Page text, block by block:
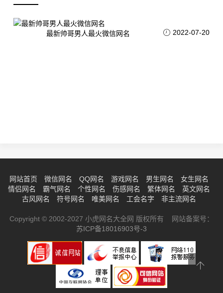
最新帅哥男人最火微信网名 2022-07-20
网站首页 微信网名 QQ网名 游戏网名 男生网名
女生网名
情侣网名
霸气网名 个性网名 伤感网名 繁体网名
英文网名
古风网名
符号网名 唯美网名 工会名字 非主流网名
Copyright © 2002-2027 小虎网名大全网 版权所有 网站备案号：
苏ICP备18016903号-3